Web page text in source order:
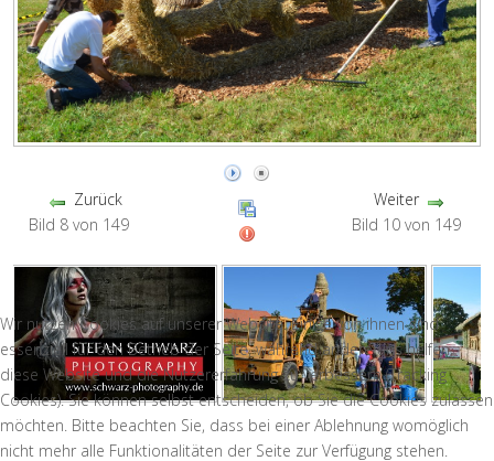
Zurück
Bild 8 von 149
Weiter
Bild 10 von 149
Wir nutzen Cookies auf unserer Website. Einige von ihnen sind
essenziell für den Betrieb der Seite, während andere uns helfen,
diese Website und die Nutzererfahrung zu verbessern (Tracking
Cookies). Sie können selbst entscheiden, ob Sie die Cookies zulassen
möchten. Bitte beachten Sie, dass bei einer Ablehnung womöglich
nicht mehr alle Funktionalitäten der Seite zur Verfügung stehen.